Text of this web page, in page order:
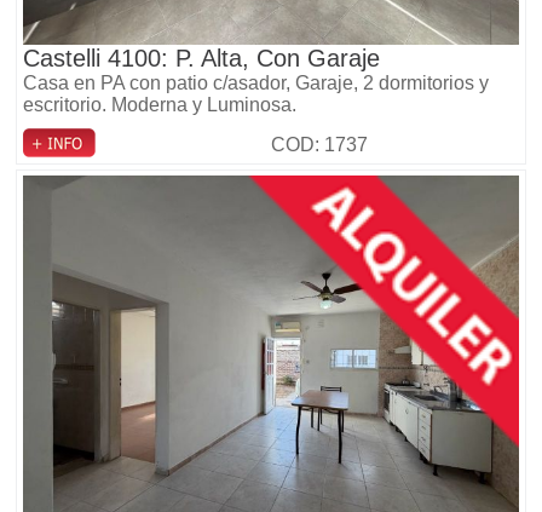
Castelli 4100: P. Alta, Con Garaje
Casa en PA con patio c/asador, Garaje, 2 dormitorios y
escritorio. Moderna y Luminosa.
COD: 1737